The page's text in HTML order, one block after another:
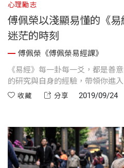
心理勵志
傅佩榮以淺顯易懂的《
迷茫的時刻
傅佩榮《傅佩榮易經課》
《易經》每一卦每一爻，都是善
的研究與自身的經驗，帶領你進
天道無吉凶、否極總會泰來，自然
收藏 分享 2019/09/24